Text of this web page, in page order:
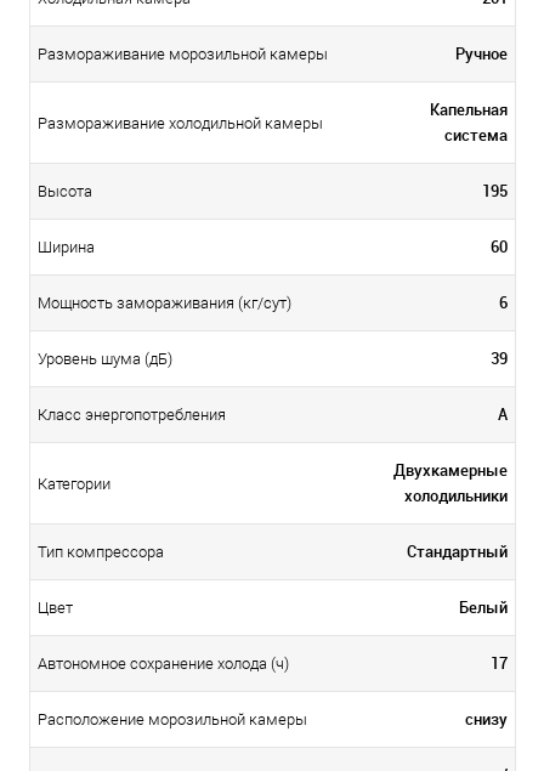
Размораживание морозильной камеры Ручное
Размораживание холодильной камеры
Капельная
система
Высота 195
Ширина 60
Мощность замораживания (кг/сут) 6
Уровень шума (дБ) 39
Класс энергопотребления А
Категории
Двухкамерные
холодильники
Тип компрессора Стандартный
Цвет Белый
Автономное сохранение холода (ч) 17
Расположение морозильной камеры снизу